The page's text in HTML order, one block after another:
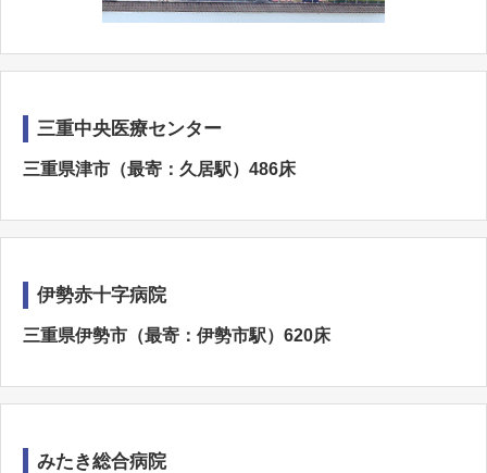
三重中央医療センター
三重県津市（最寄：久居駅）486床
伊勢赤十字病院
三重県伊勢市（最寄：伊勢市駅）620床
みたき総合病院